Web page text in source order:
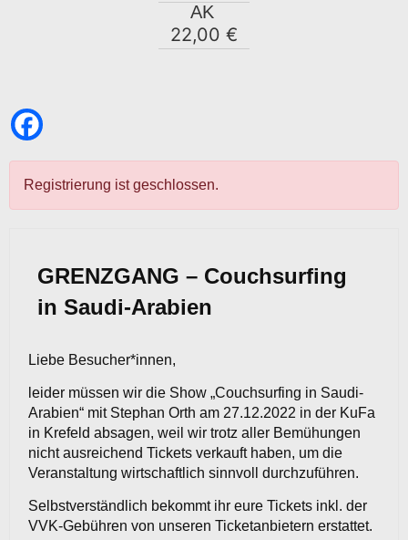
AK
22,00 €
Registrierung ist geschlossen.
GRENZGANG – Couchsurfing
in Saudi-Arabien
Liebe Besucher*innen,
leider müssen wir die Show „Couchsurfing in Saudi-
Arabien“ mit Stephan Orth am 27.12.2022 in der KuFa
in Krefeld absagen, weil wir trotz aller Bemühungen
nicht ausreichend Tickets verkauft haben, um die
Veranstaltung wirtschaftlich sinnvoll durchzuführen.
Selbstverständlich bekommt ihr eure Tickets inkl. der
VVK-Gebühren von unseren Ticketanbietern erstattet.